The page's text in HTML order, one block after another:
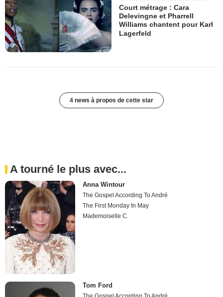
Court métrage : Cara
Delevingne et Pharrell
Williams chantent pour Karl
Lagerfeld
4 news à propos de cette star
A tourné le plus avec...
Anna Wintour
The Gospel According To André
The First Monday In May
Mademoiselle C.
Tom Ford